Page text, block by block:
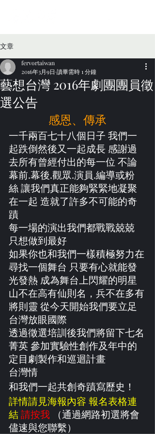
文章
藝想台灣 2016年劇團團員徵
選公告
fervortaiwan
2016年3月9日 讀畢需時 1 分鐘
感恩、傳承
一千兩百七十八個日子 我們一
起跌倒然後又一起成長 感謝過
去所有曾經付出的每一位 不論
幕前.幕後.觀眾.演員.編導或粉
絲 讓我們真正能夠緊緊地凝聚
在一起 造就了許多不可能的奇
蹟
每一場的演出我們都戰戰兢兢
只想做到最好
如果你也和我們一樣積極努力在
尋找一個舞台 只要有心就能發
光發熱 成為舞台上閃耀的明星
山不在高有仙則名，兵不在多有
將則靈 從今天開始我們要立足
台灣放眼國際
透過徵選培訓後我們將留下七名
菁英 參加實驗性創作及年中的
定目劇製作和巡迴計畫
台灣情
和我們一起共創奇蹟寫歷史！
詳情請見海報內容 報名表格連
結 請按我 （通過網路初選將會
儘速與您聯繫）